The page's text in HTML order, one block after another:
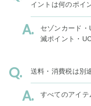
イントは何のポイ
セゾンカード
滅ポイント・
送料・消費税は別
すべてのアイテ